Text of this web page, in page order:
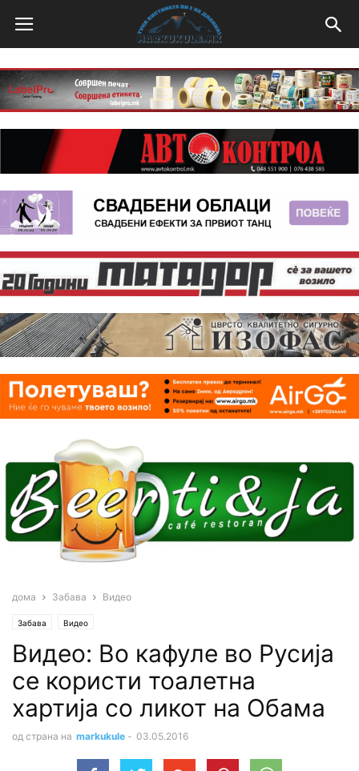
дома Забава Видео
Забава Видео
Видео: Во кафуле во Русија
се користи тоалетна
хартија со ликот на Обама
од страна на markukule - 03.05.2016